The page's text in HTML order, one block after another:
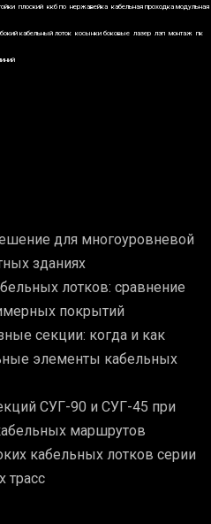
плоский ккб по нержавейка кабельная проходка модульная
кабельный лоток косынки боковые лазер лэп монтаж пк
для многоуровневой
зданиях
лотков: сравнение
покрытий
секции: когда и как
элементы кабельных
СУГ-90 и СУГ-45 при
маршрутов
кабельных лотков серии
трасс